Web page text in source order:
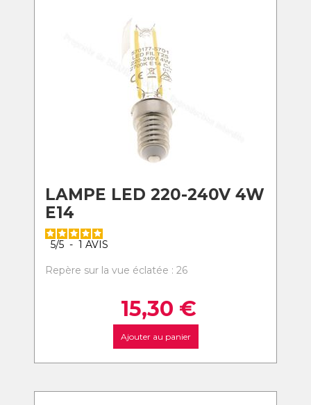
LAMPE LED 220-240V 4W
E14
5/5 - 1 AVIS
Repère sur la vue éclatée : 26
15,30 €
Ajouter au panier